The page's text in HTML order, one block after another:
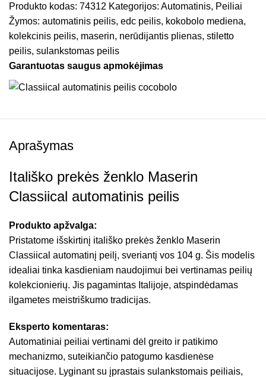
Produkto kodas:74312 Kategorijos: Automatinis, Peiliai
Žymos: automatinis peilis, edc peilis, kokobolo mediena,
kolekcinis peilis, maserin, nerūdijantis plienas, stiletto
peilis, sulankstomas peilis
Garantuotas saugus apmokėjimas
Aprašymas
Itališko prekės ženklo Maserin
Classiical automatinis peilis
Produkto apžvalga:
Pristatome išskirtinį itališko prekės ženklo Maserin
Classiical automatinį peilį, sveriantį vos 104 g. Šis modelis
idealiai tinka kasdieniam naudojimui bei vertinamas peilių
kolekcionierių. Jis pagamintas Italijoje, atspindėdamas
ilgametes meistriškumo tradicijas.
Eksperto komentaras:
Automatiniai peiliai vertinami dėl greito ir patikimo
mechanizmo, suteikiančio patogumo kasdienėse
situacijose. Lyginant su įprastais sulankstomais peiliais,